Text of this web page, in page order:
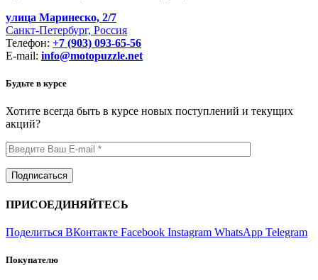
улица Маринеско, 2/7
Санкт-Петербург, Россия
Телефон: +7 (903) 093-65-56
E-mail: info@motopuzzle.net
Будьте в курсе
Хотите всегда быть в курсе новых поступлений и текущих
акций?
ПРИСОЕДИНЯЙТЕСЬ
Поделиться ВКонтакте Facebook Instagram WhatsApp Telegram
Покупателю